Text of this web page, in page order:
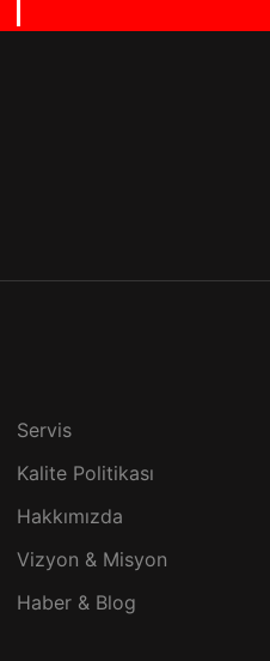
Servis
Kalite Politikası
Hakkımızda
Vizyon & Misyon
Haber & Blog